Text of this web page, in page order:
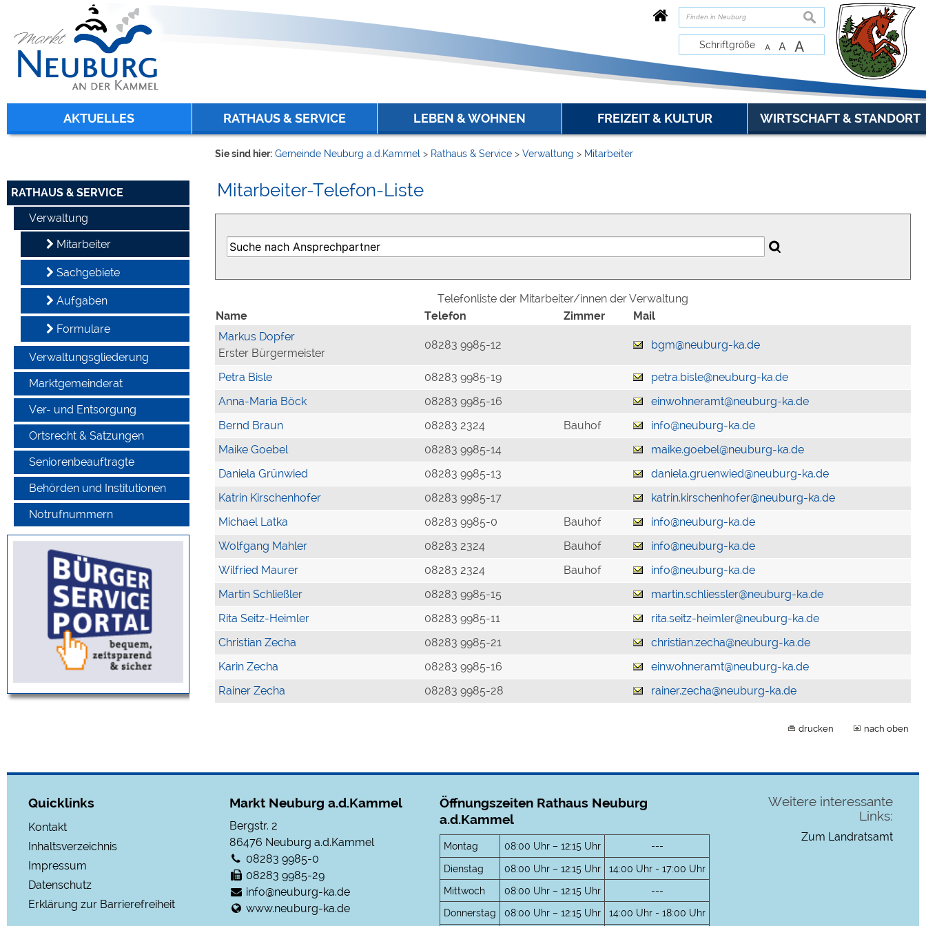
zur Navigation oder zur Startseitespringen.
suchen
Schriftgröße A A A
AKTUELLES RATHAUS & SERVICE LEBEN & WOHNEN FREIZEIT & KULTUR WIRTSCHAFT & STANDORT
RATHAUS & SERVICE
Verwaltung
Mitarbeiter
Sachgebiete
Aufgaben
Formulare
Verwaltungsgliederung
Marktgemeinderat
Ver- und Entsorgung
Ortsrecht & Satzungen
Seniorenbeauftragte
Behörden und Institutionen
Notrufnummern
Sie sind hier: Gemeinde Neuburg a.d.Kammel > Rathaus & Service > Verwaltung > Mitarbeiter
Mitarbeiter-Telefon-Liste
Telefonliste der Mitarbeiter/innen der Verwaltung
Name
Telefon Zimmer
Mail
Markus Dopfer
Erster Bürgermeister
08283 9985-12 bgm@neuburg-ka.de
Petra Bisle 08283 9985-19
petra.bisle@neuburg-ka.de
Anna-Maria Böck
08283 9985-16
einwohneramt@neuburg-ka.de
Bernd Braun
08283 2324 Bauhof
info@neuburg-ka.de
Maike Goebel
08283 9985-14
maike.goebel@neuburg-ka.de
Daniela Grünwied
08283 9985-13
daniela.gruenwied@neuburg-ka.de
Katrin Kirschenhofer
08283 9985-17
katrin.kirschenhofer@neuburg-ka.de
Michael Latka
08283 9985-0 Bauhof
info@neuburg-ka.de
Wolfgang Mahler
08283 2324 Bauhof
info@neuburg-ka.de
Wilfried Maurer
08283 2324 Bauhof
info@neuburg-ka.de
Martin Schließler
08283 9985-15
martin.schliessler@neuburg-ka.de
Rita Seitz-Heimler
08283 9985-11
rita.seitz-heimler@neuburg-ka.de
Christian Zecha
08283 9985-21
christian.zecha@neuburg-ka.de
Karin Zecha
08283 9985-16
einwohneramt@neuburg-ka.de
Rainer Zecha
08283 9985-28 rainer.zecha@neuburg-ka.de
drucken nach oben
Quicklinks
Kontakt
Inhaltsverzeichnis
Impressum
Datenschutz
Erklärung zur Barrierefreiheit
Markt Neuburg a.d.Kammel
Bergstr. 2
86476 Neuburg a.d.Kammel
08283 9985-0
08283 9985-29
info@neuburg-ka.de
www.neuburg-ka.de
Öffnungszeiten Rathaus Neuburg
a.d.Kammel
Montag 08:00 Uhr – 12:15 Uhr
---
Dienstag
08:00 Uhr – 12:15 Uhr
14:00 Uhr - 17:00 Uhr
Mittwoch
08:00 Uhr – 12:15 Uhr
---
Donnerstag
08:00 Uhr – 12:15 Uhr 14:00 Uhr - 18:00 Uhr
Weitere interessante
Links:
Zum Landratsamt